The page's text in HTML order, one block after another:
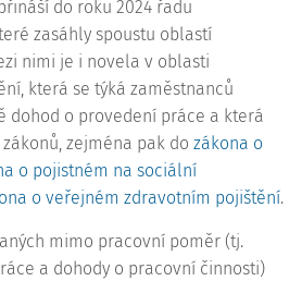
do roku 2024 řadu
zasáhly spoustu oblastí
nimi je i novela v oblasti
která se týká zaměstnanců
dohod o provedení práce a která
zejména pak do zákona o
o pojistném na sociální
o veřejném zdravotním pojištění.
mimo pracovní poměr (tj.
a dohody o pracovní činnosti)